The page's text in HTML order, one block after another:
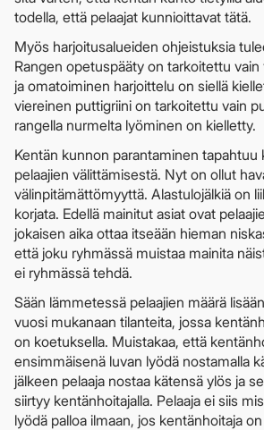
todella, että pelaajat kunnioittavat tätä.
Myös harjoitusalueiden ohjeistuksia
Rangen opetuspääty on tarkoitettu
ja omatoiminen harjoittelu on siellä
viereinen puttigriini on tarkoitettu vain
rangella nurmelta lyöminen on kielletty.
Kentän kunnon parantaminen tapahtuu
pelaajien välittämisestä. Nyt on ollut
välinpitämättömyyttä. Alastulojälkiä on
korjata. Edellä mainitut asiat ovat
jokaisen aika ottaa itseään hieman
että joku ryhmässä muistaa mainita
ei ryhmässä tehdä.
Sään lämmetessä pelaajien määrä
vuosi mukanaan tilanteita, jossa
on koetuksella. Muistakaa, että
ensimmäisenä luvan lyödä nostamalla
jälkeen pelaaja nostaa kätensä ylös ja
siirtyy kentänhoitajalla. Pelaaja ei siis
lyödä palloa ilmaan, jos kentänhoitaja